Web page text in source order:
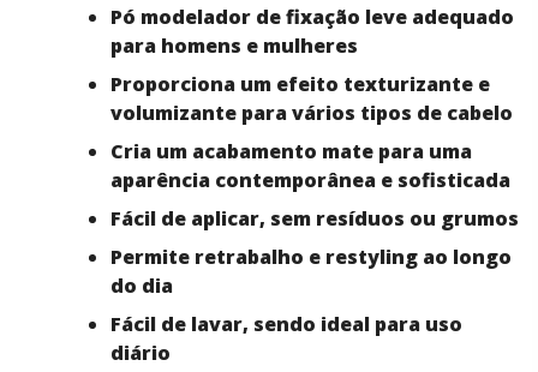
Pó modelador de fixação leve adequado
para homens e mulheres
Proporciona um efeito texturizante e
volumizante para vários tipos de cabelo
Cria um acabamento mate para uma
aparência contemporânea e sofisticada
Fácil de aplicar, sem resíduos ou grumos
Permite retrabalho e restyling ao longo
do dia
Fácil de lavar, sendo ideal para uso
diário